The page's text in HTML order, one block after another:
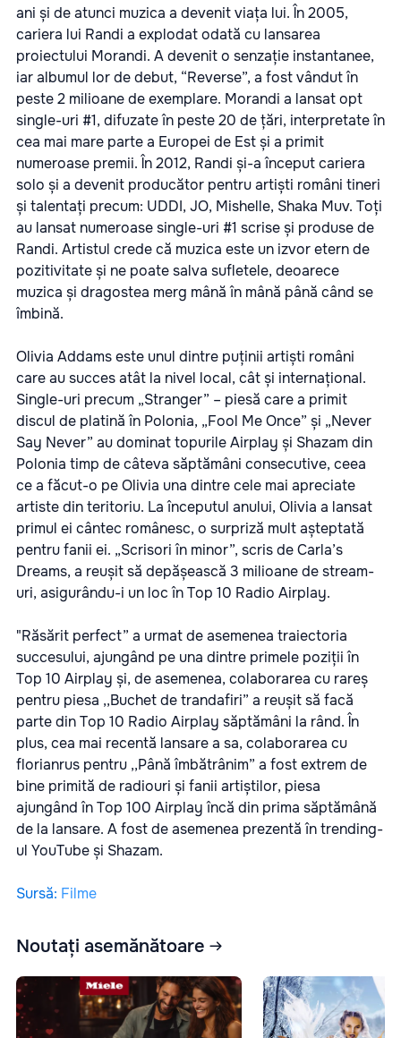
ani și de atunci muzica a devenit viața lui. În 2005,
cariera lui Randi a explodat odată cu lansarea
proiectului Morandi. A devenit o senzație instantanee,
iar albumul lor de debut, “Reverse”, a fost vândut în
peste 2 milioane de exemplare. Morandi a lansat opt
single-uri #1, difuzate în peste 20 de țări, interpretate în
cea mai mare parte a Europei de Est și a primit
numeroase premii. În 2012, Randi și-a început cariera
solo și a devenit producător pentru artiști români tineri
și talentați precum: UDDI, JO, Mishelle, Shaka Muv. Toți
au lansat numeroase single-uri #1 scrise și produse de
Randi. Artistul crede că muzica este un izvor etern de
pozitivitate și ne poate salva sufletele, deoarece
muzica și dragostea merg mână în mână până când se
îmbină.
Olivia Addams este unul dintre puținii artiști români
care au succes atât la nivel local, cât și internațional.
Single-uri precum „Stranger” – piesă care a primit
discul de platină în Polonia, „Fool Me Once” și „Never
Say Never” au dominat topurile Airplay și Shazam din
Polonia timp de câteva săptămâni consecutive, ceea
ce a făcut-o pe Olivia una dintre cele mai apreciate
artiste din teritoriu. La începutul anului, Olivia a lansat
primul ei cântec românesc, o surpriză mult așteptată
pentru fanii ei. „Scrisori în minor”, scris de Carla’s
Dreams, a reușit să depășească 3 milioane de stream-
uri, asigurându-i un loc în Top 10 Radio Airplay.
"Răsărit perfect” a urmat de asemenea traiectoria
succesului, ajungând pe una dintre primele poziții în
Top 10 Airplay și, de asemenea, colaborarea cu rareș
pentru piesa ,,Buchet de trandafiri” a reușit să facă
parte din Top 10 Radio Airplay săptămâni la rând. În
plus, cea mai recentă lansare a sa, colaborarea cu
florianrus pentru ,,Până îmbătrânim” a fost extrem de
bine primită de radiouri și fanii artiștilor, piesa
ajungând în Top 100 Airplay încă din prima săptămână
de la lansare. A fost de asemenea prezentă în trending-
ul YouTube și Shazam.
Sursă: Filme
Noutați asemănătoare